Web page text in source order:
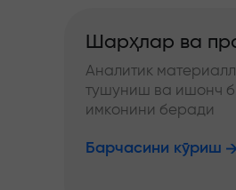
Шарҳлар ва
Аналитик
тушуниш ва ишонч
имконини беради
Барчасини кўриш